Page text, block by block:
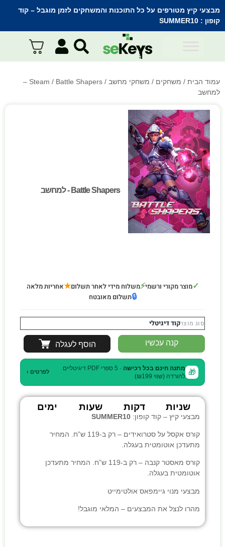
מבצעי קיץ מטורפים על כל התוכנות והמשחקים לזמן מוגבל – קוד
קופון : SUMMER10
עמוד הבית / משחקים / משחקי מחשב /
Steam
/ Battle Shapers –
למחשב
Battle Shapers - למחשב
Battle Shapers - למחשב
✓מוצר מקורי ורשמי⚡משלוח מידי לאחר תשלום★אחריות מלאה
🔒תשלום מאובטח
סוג מוצרקוד דיגיטלי
קנה עכשיו הוסף לעגלה
🎁 מתנה חינם בכל רכישה
· 5 ספרי PDF דיגיטליים
להורדה (שווי ₪199)
לפרטים ›
ימים שעות דקות שניות
מבצעי קיץ – קוד קופון: SUMMER10
קורס אקסל על סטרואידים
– רק ב-119 ש”ח. המחיר
מתעדכן אוטומטית בעגלה.
קורס מאסטר קנבה
– רק ב-119 ש”ח. המחיר מתעדכן
אוטומטית בעגלה.
מבצעי מנוי גיימפאס אולטימייט
מהרו לנצל את המבצעים – המלאי מוגבל!